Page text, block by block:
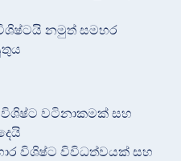
නමුත් සමහර
වටිනාකමක් සහ
විශිෂ්ට විවිධත්වයක් සහ